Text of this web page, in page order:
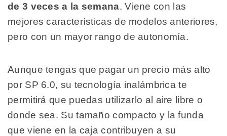
de 3 veces a la semana. Viene con las
mejores características de modelos anteriores,
pero con un mayor rango de autonomía.
Aunque tengas que pagar un precio más alto
por SP 6.0, su tecnología inalámbrica te
permitirá que puedas utilizarlo al aire libre o
donde sea. Su tamaño compacto y la funda
que viene en la caja contribuyen a su